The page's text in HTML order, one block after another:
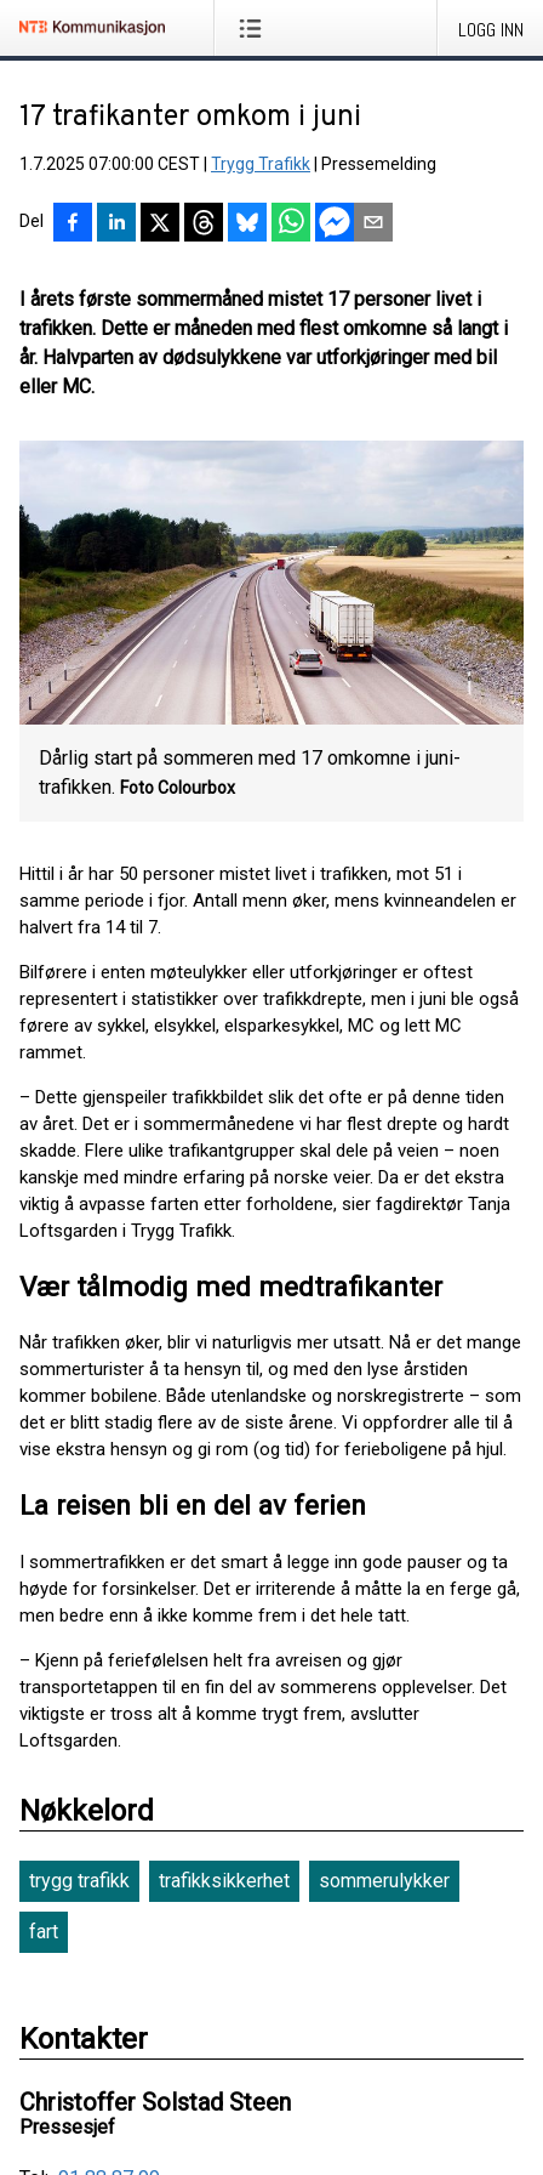
LOGG INN
17 trafikanter omkom i juni
1.7.2025 07:00:00 CEST Trygg Trafikk Pressemelding
Del
I årets første sommermåned mistet 17 personer livet i
trafikken. Dette er måneden med flest omkomne så langt i
år. Halvparten av dødsulykkene var utforkjøringer med bil
eller MC.
Dårlig start på sommeren med 17 omkomne i juni-
trafikken. Foto Colourbox
Hittil i år har 50 personer mistet livet i trafikken, mot 51 i
samme periode i fjor. Antall menn øker, mens kvinneandelen er
halvert fra 14 til 7.
Bilførere i enten møteulykker eller utforkjøringer er oftest
representert i statistikker over trafikkdrepte, men i juni ble også
førere av sykkel, elsykkel, elsparkesykkel, MC og lett MC
rammet.
– Dette gjenspeiler trafikkbildet slik det ofte er på denne tiden
av året. Det er i sommermånedene vi har flest drepte og hardt
skadde. Flere ulike trafikantgrupper skal dele på veien – noen
kanskje med mindre erfaring på norske veier. Da er det ekstra
viktig å avpasse farten etter forholdene, sier fagdirektør Tanja
Loftsgarden i Trygg Trafikk.
Vær tålmodig med medtrafikanter
Når trafikken øker, blir vi naturligvis mer utsatt. Nå er det mange
sommerturister å ta hensyn til, og med den lyse årstiden
kommer bobilene. Både utenlandske og norskregistrerte – som
det er blitt stadig flere av de siste årene. Vi oppfordrer alle til å
vise ekstra hensyn og gi rom (og tid) for ferieboligene på hjul.
La reisen bli en del av ferien
I sommertrafikken er det smart å legge inn gode pauser og ta
høyde for forsinkelser. Det er irriterende å måtte la en ferge gå,
men bedre enn å ikke komme frem i det hele tatt.
– Kjenn på feriefølelsen helt fra avreisen og gjør
transportetappen til en fin del av sommerens opplevelser. Det
viktigste er tross alt å komme trygt frem, avslutter
Loftsgarden.
Nøkkelord
trygg trafikk trafikksikkerhet sommerulykker
fart
Kontakter
Christoffer Solstad Steen
Pressesjef